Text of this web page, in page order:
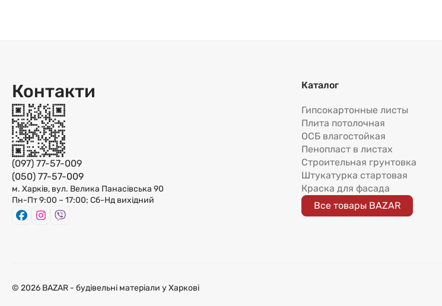
Контакти
(097) 77-57-009
(050) 77-57-009
м. Харків, вул. Велика Панасівська 90
Пн-Пт 9:00 – 17:00; Сб-Нд вихідний
Каталог
Гипсокартонные листы
Плита потолочная
ОСБ влагостойкая
Пенопласт в листах
Строительная грунтовка
Штукатурка стартовая
Краска для фасада
Все товары BAZAR
© 2026 BAZAR - будівельні матеріали у Харкові